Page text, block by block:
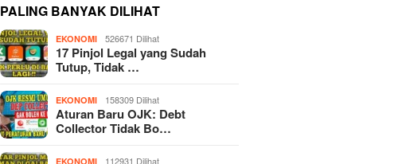
PALING BANYAK DILIHAT
EKONOMI 526671 Dilihat
17 Pinjol Legal yang Sudah
Tutup, Tidak …
EKONOMI 158309 Dilihat
Aturan Baru OJK: Debt
Collector Tidak Bo…
EKONOMI 112931 Dilihat